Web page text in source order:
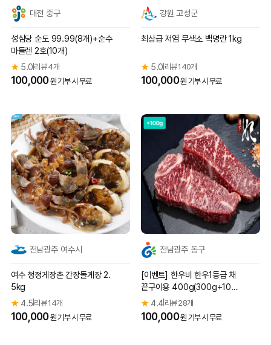
대전 중구
성심당 순도 99.99(8개)+순수
마들렌 2호(10개)
★5.0 리뷰 4개
100,000원 기부 시 무료
강원 고성군
최상급 저염 무색소 백명란 1kg
★ 5.0 리뷰 140개
100,000원 기부 시 무료
전남광주 여수시
여수 청정게장촌 간장돌게장 2.
5kg
★4.5 리뷰 14개
100,000원 기부 시 무료
전남광주 동구
[이벤트] 한우비 한우1등급 채
끝구이용 400g(300g+100
g)
★ 4.4 리뷰 28개
100,000원 기부 시 무료